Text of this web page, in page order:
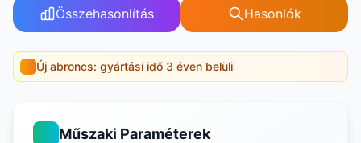
Összehasonlítás Hasonlók
Új abroncs: gyártási idő 3 éven belüli
Műszaki Paraméterek